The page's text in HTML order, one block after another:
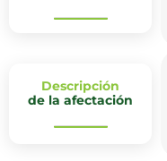
Descripción
de la afectación